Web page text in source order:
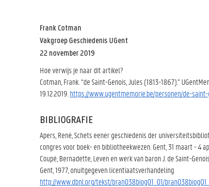
Frank Cotman
Vakgroep Geschiedenis UGent
22 november 2019
Hoe verwijs je naar dit artikel?
Cotman, Frank. “de Saint-Genois, Jules (1813-1867).”
19.12.2019. https://www.ugentmemorie.be/personen/de-
BIBLIOGRAFIE
Apers, René, Schets eener geschiedenis der
congres voor boek- en bibliotheekwezen. Gent, 31 maart - 4
Coupé, Bernadette, Leven en werk van baron J. de Saint-
Gent, 1977, onuitgegeven licentiaatsverhandeling
http://www.dbnl.org/tekst/bran038biog01_01/